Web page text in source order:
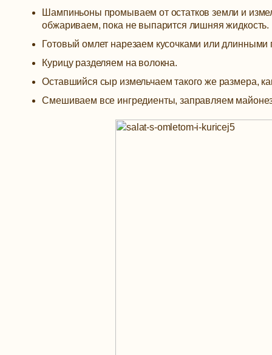
Шампиньоны промываем от остатков земли и
обжариваем, пока не выпарится лишняя
Готовый омлет нарезаем кусочками или длинными
Курицу разделяем на волокна.
Оставшийся сыр измельчаем такого же размера,
Смешиваем все ингредиенты, заправляем